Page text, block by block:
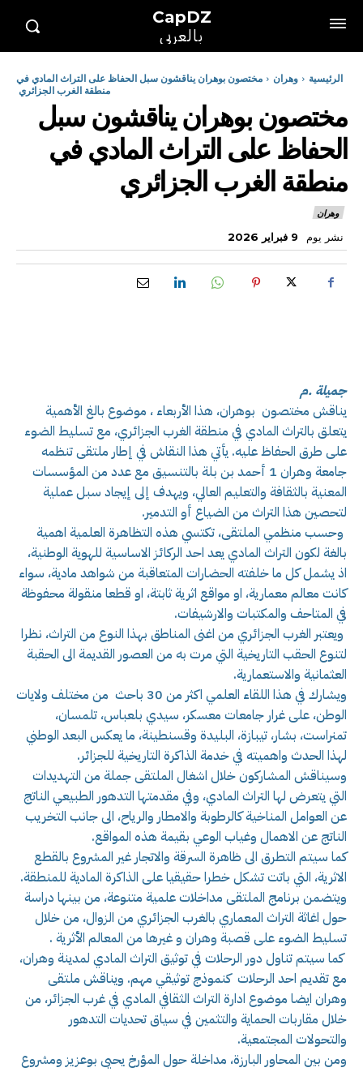
CapDZ
بالعربي
الرئيسية وهران
مختصون بوهران يناقشون سبل الحفاظ على التراث المادي في
منطقة الغرب الجزائري
مختصون بوهران يناقشون سبل
الحفاظ على التراث المادي في
منطقة الغرب الجزائري
وهران
نشر يوم 9 فبراير 2026
جميلة .م
يناقش مختصون بوهران، هذا الأربعاء ، موضوع بالغ الأهمية
يتعلق بالتراث المادي في منطقة الغرب الجزائري، مع تسليط الضوء
على طرق الحفاظ عليه. يأتي هذا النقاش في إطار ملتقى تنظمه
جامعة وهران 1 أحمد بن بلة بالتنسيق مع عدد من المؤسسات
المعنية بالثقافة والتعليم العالي، ويهدف إلى إيجاد سبل عملية
لتحصين هذا التراث من الضياع أو التدمير.
وحسب منظمي الملتقى، تكتسي هذه التظاهرة العلمية اهمية
بالغة لكون التراث المادي يعد احد الركائز الاساسية للهوية الوطنية،
اذ يشمل كل ما خلفته الحضارات المتعاقبة من شواهد مادية، سواء
كانت معالم معمارية، او مواقع اثرية ثابتة، او قطعا منقولة محفوظة
في المتاحف والمكتبات والارشيفات.
ويعتبر الغرب الجزائري من اغنى المناطق بهذا النوع من التراث، نظرا
لتنوع الحقب التاريخية التي مرت به من العصور القديمة الى الحقبة
العثمانية والاستعمارية.
ويشارك في هذا اللقاء العلمي اكثر من 30 باحث من مختلف ولايات
الوطن، على غرار جامعات معسكر، سيدي بلعباس، تلمسان،
تمنراست، بشار، تيبازة، البليدة وقسنطينة، ما يعكس البعد الوطني
لهذا الحدث واهميته في خدمة الذاكرة التاريخية للجزائر.
وسيناقش المشاركون خلال اشغال الملتقى جملة من التهديدات
التي يتعرض لها التراث المادي، وفي مقدمتها التدهور الطبيعي الناتج
عن العوامل المناخية كالرطوبة والامطار والرياح، الى جانب التخريب
الناتج عن الاهمال وغياب الوعي بقيمة هذه المواقع.
كما سيتم التطرق الى ظاهرة السرقة والاتجار غير المشروع بالقطع
الاثرية، التي باتت تشكل خطرا حقيقيا على الذاكرة المادية للمنطقة.
ويتضمن برنامج الملتقى مداخلات علمية متنوعة، من بينها دراسة
حول اغاثة التراث المعماري بالغرب الجزائري من الزوال، من خلال
تسليط الضوء على قصبة وهران و غيرها من المعالم الأثرية .
كما سيتم تناول دور الرحلات في توثيق التراث المادي لمدينة وهران،
مع تقديم احد الرحلات كنموذج توثيقي مهم. ويناقش ملتقى
وهران ايضا موضوع ادارة التراث الثقافي المادي في غرب الجزائر، من
خلال مقاربات الحماية والتثمين في سياق تحديات التدهور
والتحولات المجتمعية.
ومن بين المحاور البارزة، مداخلة حول المؤرخ يحيى بوعزيز ومشروع